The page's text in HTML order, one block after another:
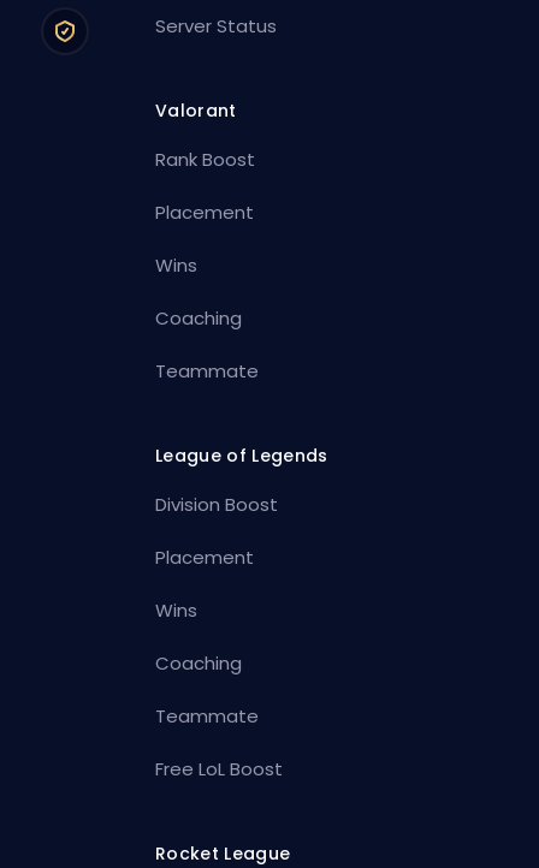
Server Status
Valorant
Rank Boost
Placement
Wins
Coaching
Teammate
League of Legends
Division Boost
Placement
Wins
Coaching
Teammate
Free LoL Boost
Rocket League